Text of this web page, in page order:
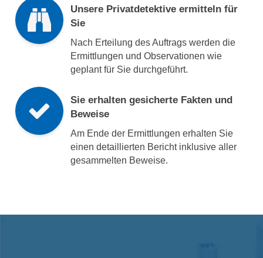
Unsere Privatdetektive ermitteln für
Sie
Nach Erteilung des Auftrags werden die
Ermittlungen und Observationen wie
geplant für Sie durchgeführt.
Sie erhalten gesicherte Fakten und
Beweise
Am Ende der Ermittlungen erhalten Sie
einen detaillierten Bericht inklusive aller
gesammelten Beweise.